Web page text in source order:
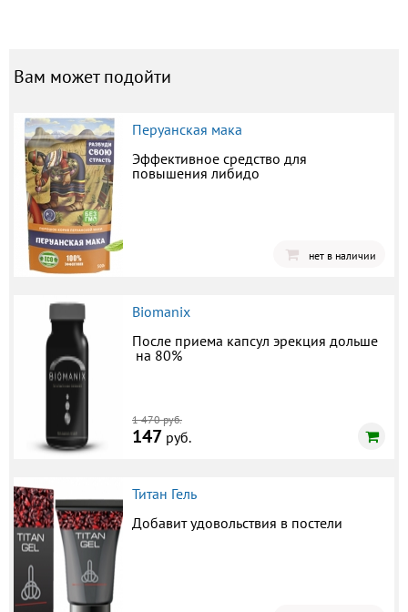
Вам может подойти
Перуанская мака
Эффективное средство для
повышения либидо
нет в наличии
Biomanix
После приема капсул эрекция дольше
на 80%
1 470 руб.
147 руб.
Титан Гель
Добавит удовольствия в постели